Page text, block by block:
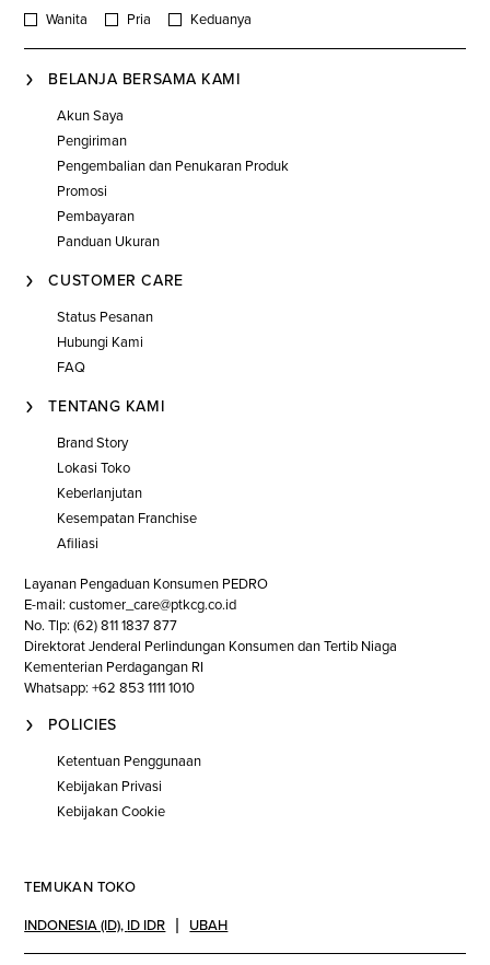
Wanita Pria Keduanya
BELANJA BERSAMA KAMI
Akun Saya
Pengiriman
Pengembalian dan Penukaran Produk
Promosi
Pembayaran
Panduan Ukuran
CUSTOMER CARE
Status Pesanan
Hubungi Kami
FAQ
TENTANG KAMI
Brand Story
Lokasi Toko
Keberlanjutan
Kesempatan Franchise
Afiliasi
Layanan Pengaduan Konsumen PEDRO
E-mail: customer_care@ptkcg.co.id
No. Tlp: (62) 811 1837 877
Direktorat Jenderal Perlindungan Konsumen dan Tertib Niaga
Kementerian Perdagangan RI
Whatsapp: +62 853 1111 1010
POLICIES
Ketentuan Penggunaan
Kebijakan Privasi
Kebijakan Cookie
TEMUKAN TOKO
INDONESIA (ID), ID IDR UBAH